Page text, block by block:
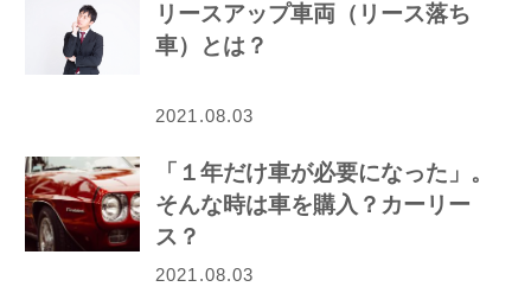
リースアップ車両（リース落ち
車）とは？
2021.08.03
「１年だけ車が必要になった」。
そんな時は車を購入？カーリー
ス？
2021.08.03